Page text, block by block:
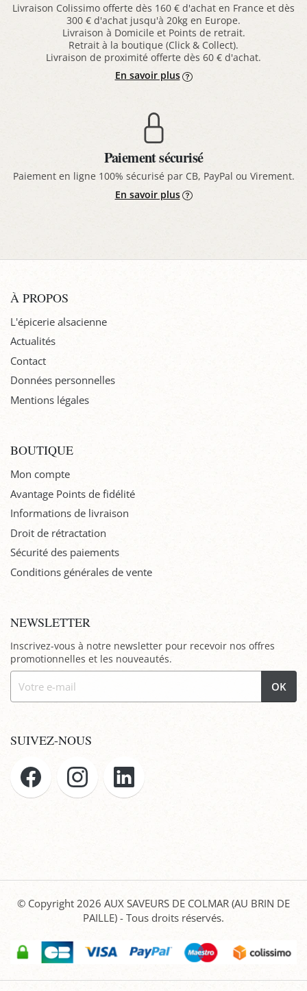
Livraison Colissimo offerte dès 160 € d'achat en France et dès
300 € d'achat jusqu'à 20kg en Europe.
Livraison à Domicile et Points de retrait.
Retrait à la boutique (Click & Collect).
Livraison de proximité offerte dès 60 € d'achat.
En savoir plus
Paiement sécurisé
Paiement en ligne 100% sécurisé par CB, PayPal ou Virement.
En savoir plus
À PROPOS
L'épicerie alsacienne
Actualités
Contact
Données personnelles
Mentions légales
BOUTIQUE
Mon compte
Avantage Points de fidélité
Informations de livraison
Droit de rétractation
Sécurité des paiements
Conditions générales de vente
NEWSLETTER
Inscrivez-vous à notre newsletter pour recevoir nos offres
promotionnelles et les nouveautés.
OK
SUIVEZ-NOUS
© Copyright 2026 AUX SAVEURS DE COLMAR (AU BRIN DE
PAILLE) - Tous droits réservés.